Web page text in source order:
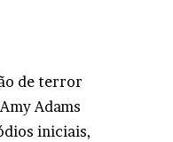
de terror
Adams
iniciais,